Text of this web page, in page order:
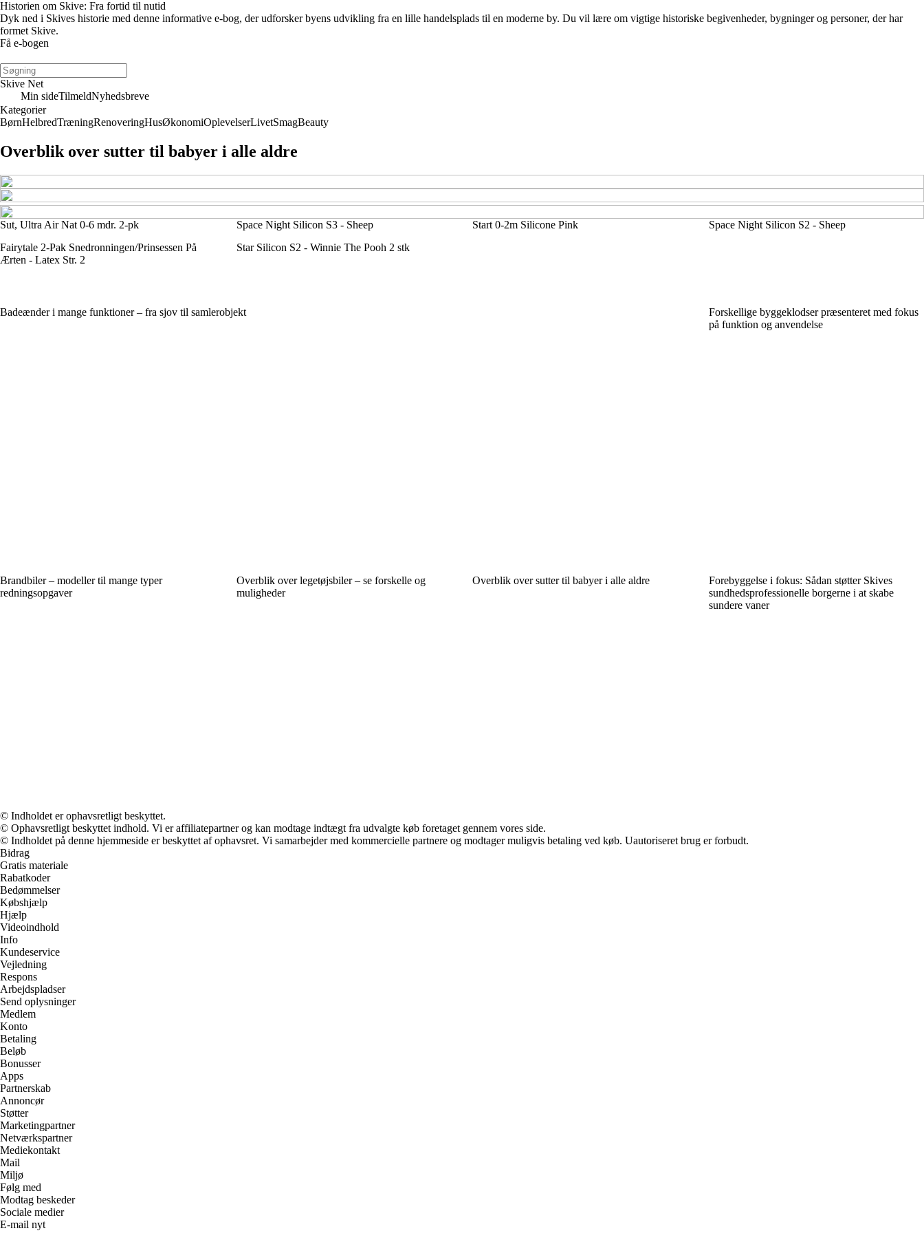
Historien om Skive: Fra fortid til nutid
Dyk ned i Skives historie med denne informative e-bog, der udforsker byens udvikling fra en lille handelsplads til en moderne by. Du vil lære om vigtige historiske begivenheder, bygninger og personer, der har
formet Skive.
Få e-bogen
Skive Net
Min sideTilmeldNyhedsbreve
Kategorier
BørnHelbredTræningRenoveringHusØkonomiOplevelserLivetSmagBeauty
Overblik over sutter til babyer i alle aldre
Sut, Ultra Air Nat 0-6 mdr. 2-pk Space Night Silicon S3 - Sheep Start 0-2m Silicone Pink
Space Night Silicon S2 - Sheep
Fairytale 2-Pak Snedronningen/Prinsessen På
Ærten - Latex Str. 2
Star Silicon S2 - Winnie The Pooh 2 stk
Badeænder i mange funktioner – fra sjov til samlerobjekt
Forskellige byggeklodser præsenteret med fokus
på funktion og anvendelse
Brandbiler – modeller til mange typer
redningsopgaver
Overblik over legetøjsbiler – se forskelle og
muligheder
Overblik over sutter til babyer i alle aldre
Forebyggelse i fokus: Sådan støtter Skives
sundhedsprofessionelle borgerne i at skabe
sundere vaner
© Indholdet er ophavsretligt beskyttet.
© Ophavsretligt beskyttet indhold. Vi er affiliatepartner og kan modtage indtægt fra udvalgte køb foretaget gennem vores side.
© Indholdet på denne hjemmeside er beskyttet af ophavsret. Vi samarbejder med kommercielle partnere og modtager muligvis betaling ved køb. Uautoriseret brug er forbudt.
Bidrag
Gratis materiale
Rabatkoder
Bedømmelser
Købshjælp
Hjælp
Videoindhold
Info
Kundeservice
Vejledning
Respons
Arbejdspladser
Send oplysninger
Medlem
Konto
Betaling
Beløb
Bonusser
Apps
Partnerskab
Annoncør
Støtter
Marketingpartner
Netværkspartner
Mediekontakt
Mail
Miljø
Følg med
Modtag beskeder
Sociale medier
E-mail nyt